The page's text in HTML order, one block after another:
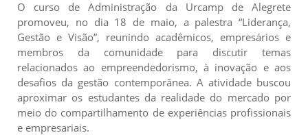
O curso de Administração da Urcamp de Alegrete
promoveu, no dia 18 de maio, a palestra “Liderança,
Gestão e Visão”, reunindo acadêmicos, empresários e
membros da comunidade para discutir temas
relacionados ao empreendedorismo, à inovação e aos
desafios da gestão contemporânea. A atividade buscou
aproximar os estudantes da realidade do mercado por
meio do compartilhamento de experiências profissionais
e empresariais.